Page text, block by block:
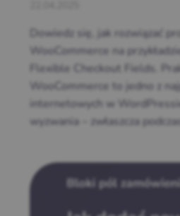
Dowiedz się, jak rozwiązać
WooCommerce na
Flexible Checkout Fields.
WooCommerce to jedno z
internetowych w
wyzwania – zwłaszcza